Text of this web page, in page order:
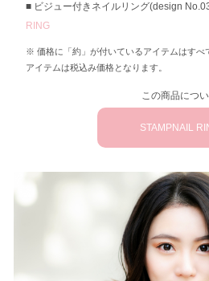
ビジュー付きネイルリング(design
RING
価格に「約」が付いているアイテムはす
アイテムは税込み価格となります。
この商品につ
STAMPNAIL